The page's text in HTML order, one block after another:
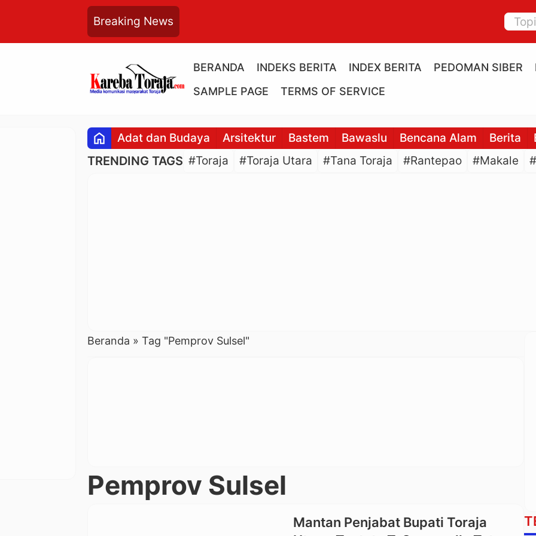
Breaking News
BERANDA INDEKS BERITA INDEX BERITA PEDOMAN SIBER
SAMPLE PAGE
TERMS OF SERVICE
home Adat dan Budaya Arsitektur Bastem Bawaslu Bencana Alam Berita
TRENDING TAGS #Toraja #Toraja Utara #Tana Toraja #Rantepao #Makale
Beranda » Tag "Pemprov Sulsel"
Pemprov Sulsel
Mantan Penjabat Bupati Toraja